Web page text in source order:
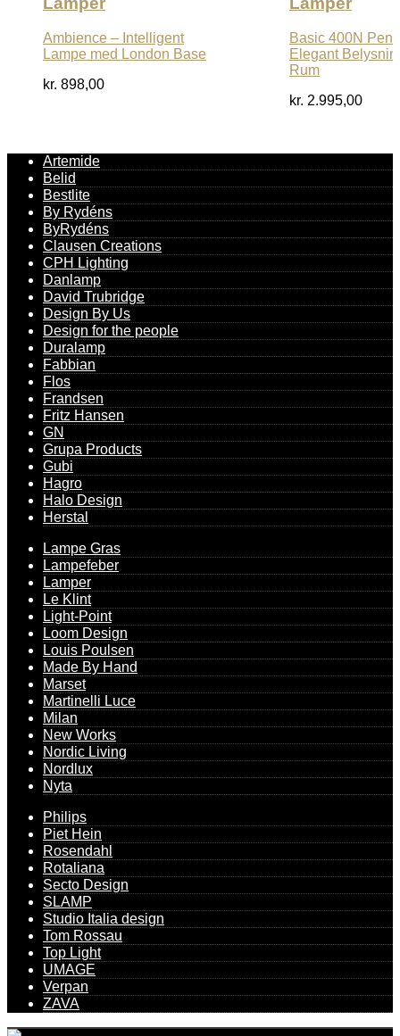
Ambience – Intelligent
Lampe med London Base
kr. 898,00
Basic 400N
Elegant
Rum
kr. 2.995,00
Artemide
Belid
Bestlite
By Rydéns
ByRydéns
Clausen Creations
CPH Lighting
Danlamp
David Trubridge
Design By Us
Design for the people
Duralamp
Fabbian
Flos
Frandsen
Fritz Hansen
GN
Grupa Products
Gubi
Hagro
Halo Design
Herstal
Lampe Gras
Lampefeber
Lamper
Le Klint
Light-Point
Loom Design
Louis Poulsen
Made By Hand
Marset
Martinelli Luce
Milan
New Works
Nordic Living
Nordlux
Nyta
Philips
Piet Hein
Rosendahl
Rotaliana
Secto Design
SLAMP
Studio Italia design
Tom Rossau
Top Light
UMAGE
Verpan
ZAVA